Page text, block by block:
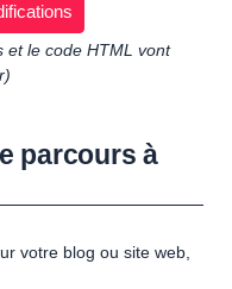
modifications
et le code HTML vont
parcours à
votre blog ou site web,